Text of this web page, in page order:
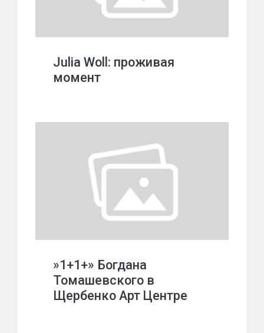
Julia Woll: проживая
момент
»1+1+» Богдана
Томашевского в
Щербенко Арт Центре